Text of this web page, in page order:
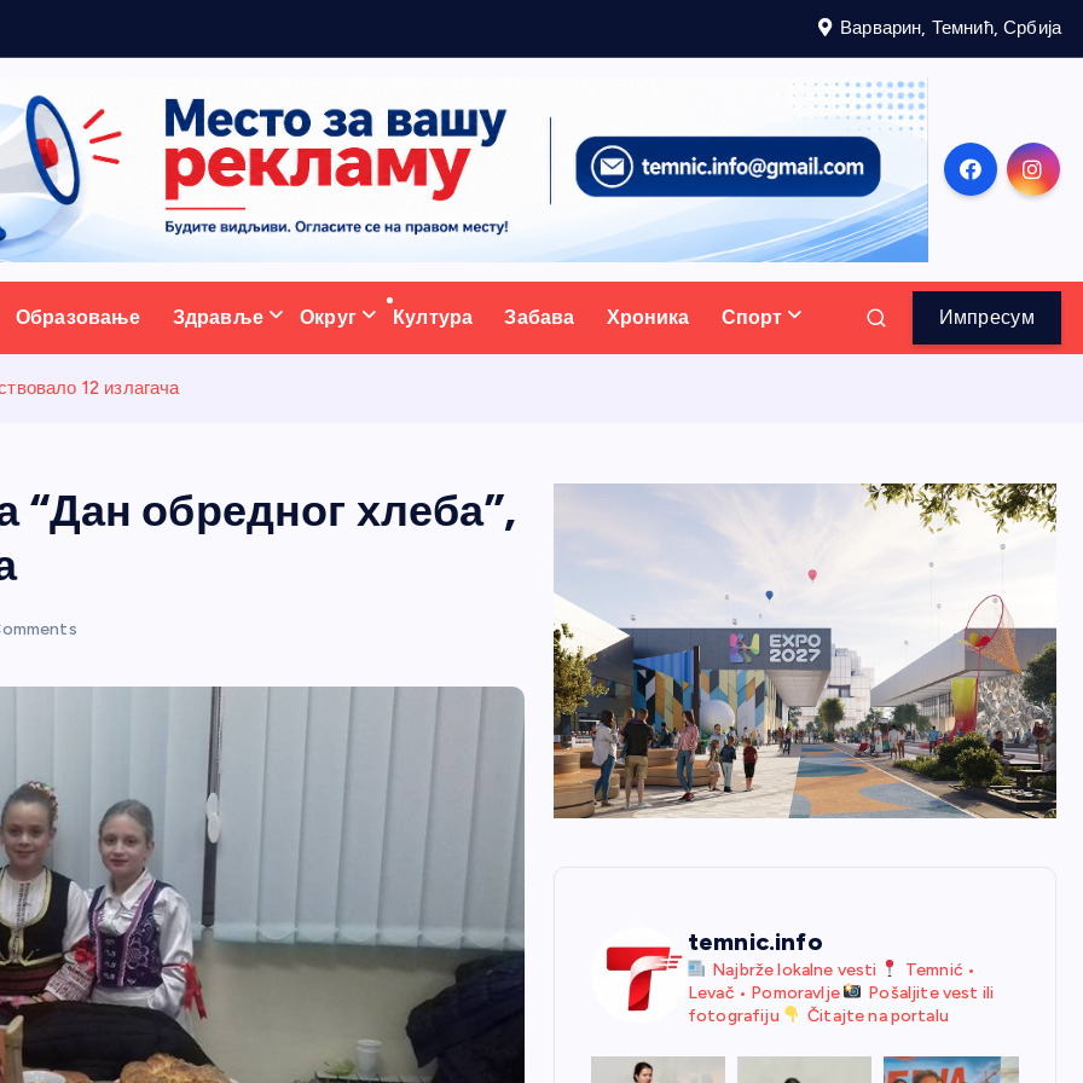
Варварин, Темнић, Србија
портал
Образовање Здравље Округ Култура Забава Хроника Спорт Импресум
12 излагача
обредног хлеба”,
temnic.info
Najbrže lokalne vesti
Temnić •
Levač • Pomoravlje
Pošaljite vest ili
fotografiju
Čitajte na portalu